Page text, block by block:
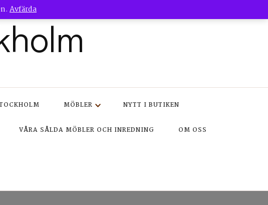
Avfärda
MÖBLER NYTT I BUTIKEN
VÅRA SÅLDA MÖBLER OCH INREDNING OM OSS